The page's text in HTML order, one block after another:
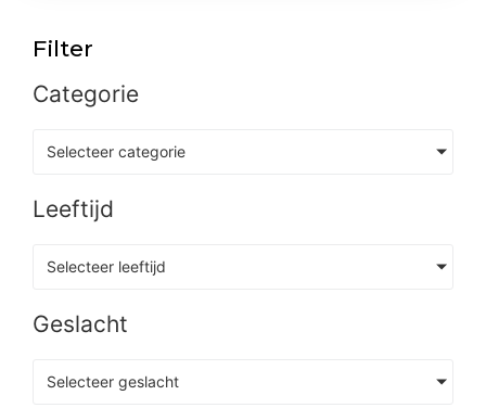
Filter
Categorie
Selecteer categorie
Leeftijd
Selecteer leeftijd
Geslacht
Selecteer geslacht